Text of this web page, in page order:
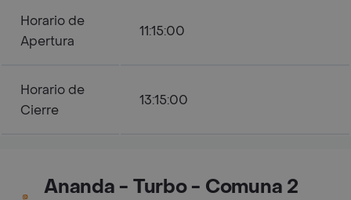
Horario de
Apertura
11:15:00
Horario de
Cierre
13:15:00
Ananda - Turbo - Comuna 2